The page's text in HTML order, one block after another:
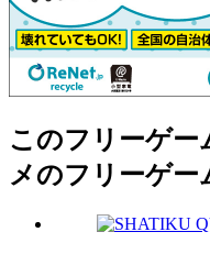
このフリーゲー
メのフリーゲー